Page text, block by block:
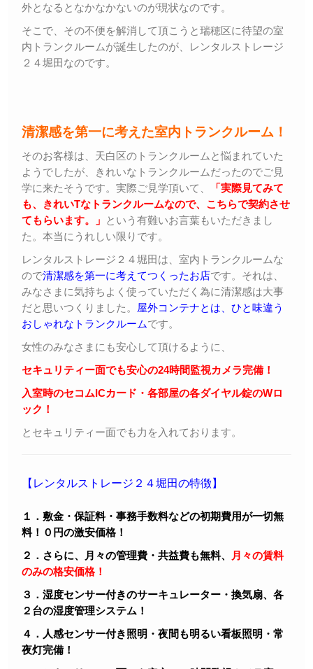
外となるとなかなかないのが現状なのです。
そこで、その不便を解消して頂こうと瑞穂区に待望の室
内トランクルームが誕生したのが、レンタルストレージ
２４堀田なのです。
清潔感を第一に考えた室内トランクルーム！
そのお客様は、天白区のトランクルームと悩まれていた
ようでしたが、きれいなトランクルームだったのでご見
学に来たそうです。実際ご見学頂いて、
「実際見てみて
も、きれいTなトランクルームなので、こちらで契約させ
てもらいます。」 という有難いお言葉もいただきまし
た。本当にうれしい限りです。
レンタルストレージ２４堀田は、室内トランクルームな
ので清潔感を第一に考えてつくったお店です。それは、
みなさまに気持ちよく使っていただく為に清潔感は大事
だと思いつくりました。
屋外コンテナとは、ひと味違う
おしゃれなトランクルームです。
女性のみなさまにも安心して頂けるように、
セキュリティー面でも安心の24時間監視カメラ完備！
入室時のセコムICカード・各部屋の各ダイヤル錠のWロ
ック！
とセキュリティー面でも力を入れております。
【レンタルストレージ２４堀田の特徴】
１．敷金・保証料・事務手数料などの初期費用が一切無
料！０円の激安価格！
２．さらに、月々の管理費・共益費も無料、
月々の賃料
のみの格安価格！
３．湿度センサー付きのサーキュレーター・換気扇、各
２台の湿度管理システム！
４．人感センサー付き照明・夜間も明るい看板照明・常
夜灯完備！